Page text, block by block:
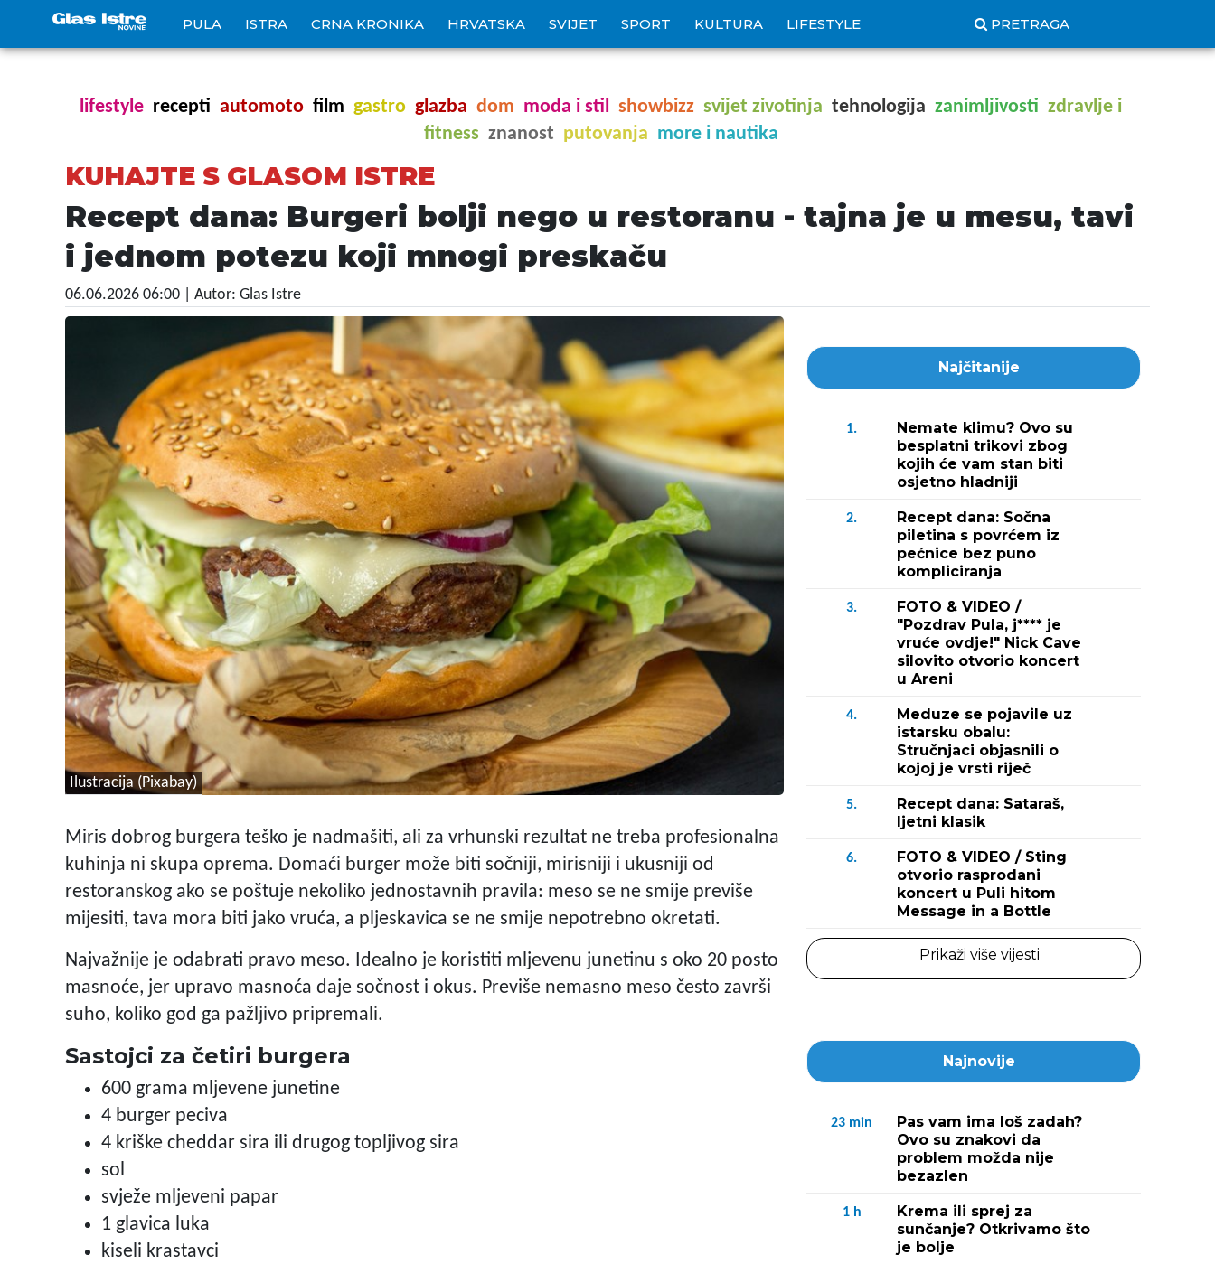
PULA ISTRA CRNA KRONIKA HRVATSKA SVIJET SPORT KULTURA LIFESTYLE PRETRAGA
lifestyle recepti automoto film gastro glazba dom moda i stil showbizz svijet zivotinja tehnologija zanimljivosti zdravlje i
fitness znanost putovanja more i nautika
KUHAJTE S GLASOM ISTRE
Recept dana: Burgeri bolji nego u restoranu - tajna je u mesu, tavi
i jednom potezu koji mnogi preskaču
06.06.2026 06:00 | Autor: Glas Istre
Ilustracija (Pixabay)
Miris dobrog burgera teško je nadmašiti, ali za vrhunski rezultat ne treba profesionalna
kuhinja ni skupa oprema. Domaći burger može biti sočniji, mirisniji i ukusniji od
restoranskog ako se poštuje nekoliko jednostavnih pravila: meso se ne smije previše
mijesiti, tava mora biti jako vruća, a pljeskavica se ne smije nepotrebno okretati.
Najvažnije je odabrati pravo meso. Idealno je koristiti mljevenu junetinu s oko 20 posto
masnoće, jer upravo masnoća daje sočnost i okus. Previše nemasno meso često završi
suho, koliko god ga pažljivo pripremali.
Sastojci za četiri burgera
600 grama mljevene junetine
4 burger peciva
4 kriške cheddar sira ili drugog topljivog sira
sol
svježe mljeveni papar
1 glavica luka
kiseli krastavci
Najčitanije
1.
Nemate klimu? Ovo su
besplatni trikovi zbog
kojih će vam stan biti
osjetno hladniji
2.
Recept dana: Sočna
piletina s povrćem iz
pećnice bez puno
kompliciranja
3.
FOTO & VIDEO /
"Pozdrav Pula, j**** je
vruće ovdje!" Nick Cave
silovito otvorio koncert
u Areni
4.
Meduze se pojavile uz
istarsku obalu:
Stručnjaci objasnili o
kojoj je vrsti riječ
5.
Recept dana: Sataraš,
ljetni klasik
6.
FOTO & VIDEO / Sting
otvorio rasprodani
koncert u Puli hitom
Message in a Bottle
Prikaži više vijesti
Najnovije
23 min
Pas vam ima loš zadah?
Ovo su znakovi da
problem možda nije
bezazlen
1 h
Krema ili sprej za
sunčanje? Otkrivamo što
je bolje